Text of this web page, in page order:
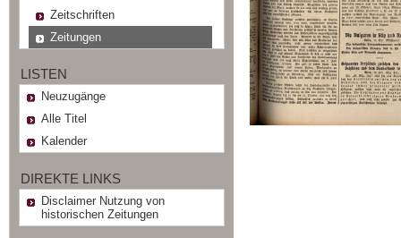
Zeitschriften
Zeitungen
LISTEN
Neuzugänge
Alle Titel
Kalender
DIREKTE LINKS
Disclaimer Nutzung von
historischen Zeitungen